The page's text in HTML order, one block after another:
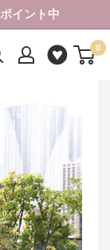
イント中
0